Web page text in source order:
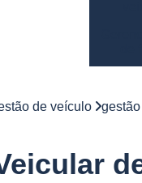
de
de veículo